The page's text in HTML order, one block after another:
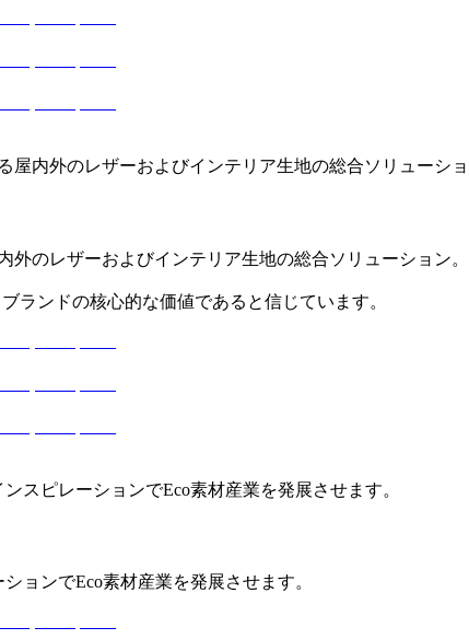
屋内外のレザーおよびインテリア生地の総合ソリューシ
のレザーおよびインテリア生地の総合ソリューション。
ランドの核心的な価値であると信じています。
スピレーションでEco素材産業を発展させます。
ョンでEco素材産業を発展させます。